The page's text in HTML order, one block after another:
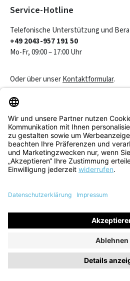
Service-Hotline
Telefonische Unterstützung und
+49 2043-957 191 50
Mo-Fr, 09:00 – 17:00 Uhr
Oder über unserKontaktformular.
Service & Beratung
Informationen
© 2026 Think!
Alle Preise inkl. gesetzl.
ggf. Nachnahmegebühren, wenn